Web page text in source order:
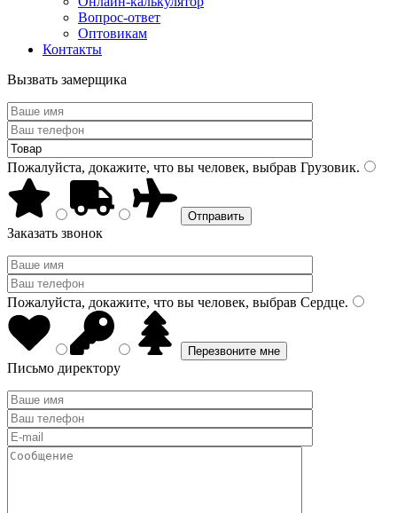
Вопрос-ответ
Оптовикам
Контакты
Вызвать замерщика
Пожалуйста, докажите, что вы человек, выбрав Грузовик.
Заказать звонок
Пожалуйста, докажите, что вы человек, выбрав Сердце.
Письмо директору